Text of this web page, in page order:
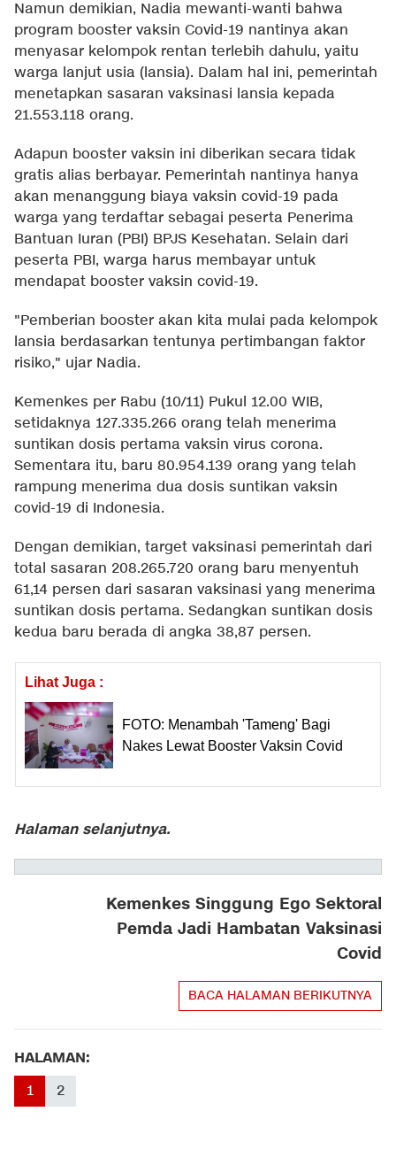
Namun demikian, Nadia mewanti-wanti bahwa
program booster vaksin Covid-19 nantinya akan
menyasar kelompok rentan terlebih dahulu, yaitu
warga lanjut usia (lansia). Dalam hal ini, pemerintah
menetapkan sasaran vaksinasi lansia kepada
21.553.118 orang.
Adapun booster vaksin ini diberikan secara tidak
gratis alias berbayar. Pemerintah nantinya hanya
akan menanggung biaya vaksin covid-19 pada
warga yang terdaftar sebagai peserta Penerima
Bantuan Iuran (PBI) BPJS Kesehatan. Selain dari
peserta PBI, warga harus membayar untuk
mendapat booster vaksin covid-19.
"Pemberian booster akan kita mulai pada kelompok
lansia berdasarkan tentunya pertimbangan faktor
risiko," ujar Nadia.
Kemenkes per Rabu (10/11) Pukul 12.00 WIB,
setidaknya 127.335.266 orang telah menerima
suntikan dosis pertama vaksin virus corona.
Sementara itu, baru 80.954.139 orang yang telah
rampung menerima dua dosis suntikan vaksin
covid-19 di Indonesia.
Dengan demikian, target vaksinasi pemerintah dari
total sasaran 208.265.720 orang baru menyentuh
61,14 persen dari sasaran vaksinasi yang menerima
suntikan dosis pertama. Sedangkan suntikan dosis
kedua baru berada di angka 38,87 persen.
Lihat Juga :
FOTO: Menambah 'Tameng' Bagi
Nakes Lewat Booster Vaksin Covid
Halaman selanjutnya.
Kemenkes Singgung Ego Sektoral
Pemda Jadi Hambatan Vaksinasi
Covid
BACA HALAMAN BERIKUTNYA
HALAMAN:
1 2